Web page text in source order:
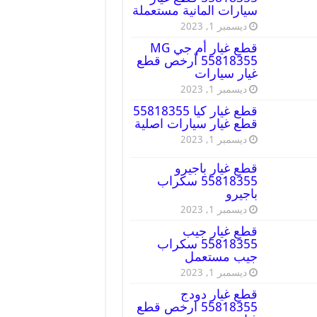
سيارات المانية مستعملة
ديسمبر 1, 2023
قطع غيار أم جي MG
55818355 أرخص قطع
غيار سيارات
ديسمبر 1, 2023
قطع غيار كيا 55818355
قطع غيار سيارات اصلية
ديسمبر 1, 2023
قطع غيار باجيرو
55818355 سكراب
باجيرو
ديسمبر 1, 2023
قطع غيار جيب
55818355 سكراب
جيب مستعمل
ديسمبر 1, 2023
قطع غيار دودج
55818355 ارخص قطع